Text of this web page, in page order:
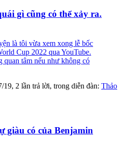
gì cũng có thể xảy ra.
là tôi vừa xem xong lễ bốc
Cup 2022 qua YouTube.
quan tâm nếu như không có
19, 2 lần trả lời, trong diễn đàn: Thảo
giàu có của Benjamin